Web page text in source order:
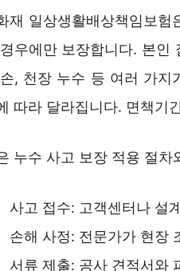
재 일상생활배상책임보
우에만 보장합니다. 본인
, 천장 누수 등 여러 가지
따라 달라집니다. 면책기
누수 사고 보장 적용 절차
사고 접수: 고객센터나 설
손해 사정: 전문가가 현장
서류 제출: 공사 견적서와